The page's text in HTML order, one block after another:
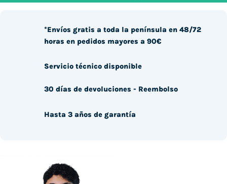
*Envíos gratis a toda la península en 48/72
horas en pedidos mayores a 90€
Servicio técnico disponible
30 días de devoluciones - Reembolso
Hasta 3 años de garantía